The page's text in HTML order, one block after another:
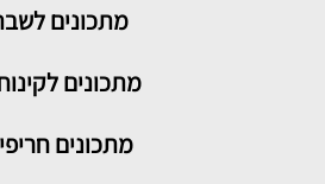
מתכונים
מתכונים
מתכונים